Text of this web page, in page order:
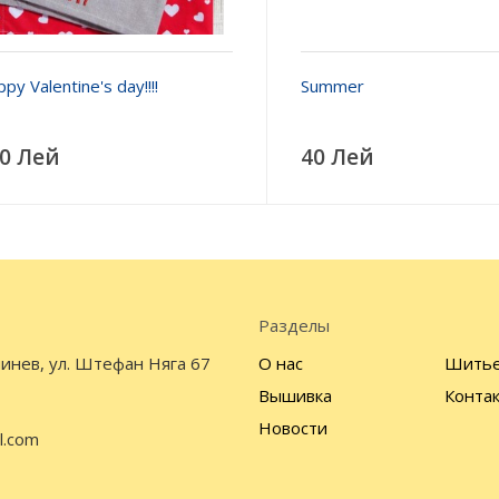
Valentine's day!!!!
Лей
Summer
40 Лей
ул. Штефан Няга 67
Разделы
О нас
Вышивка
Новости